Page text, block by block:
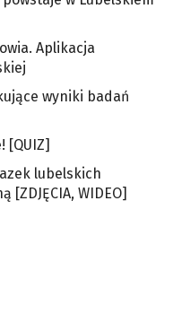
Aplikacja
wyniki badań
[QUIZ]
lubelskich
WIDEO]